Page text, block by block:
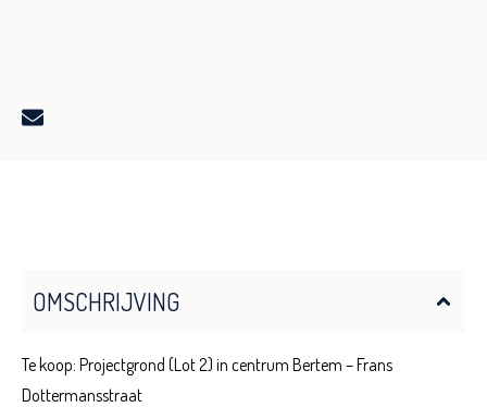
OMSCHRIJVING
Te koop: Projectgrond (Lot 2) in centrum Bertem – Frans
Dottermansstraat